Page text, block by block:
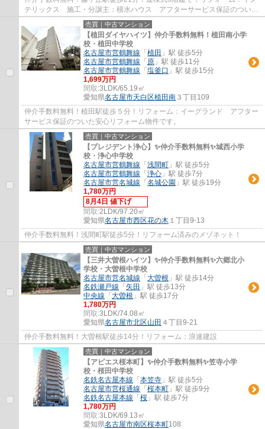
テリックス 施工・分譲主：積水ハウス アフターサービス保証のついた
安心リフォーム物件です。
売買｜中古マンション
【植田ダイヤハイツ】仲介手数料無料！植田南小学
校・植田中学校
名古屋市営鶴舞線 「 植田 」駅 徒歩5分
名古屋市営鶴舞線 「 原 」駅 徒歩11分
名古屋市営鶴舞線 「 塩釜口 」駅 徒歩15分
1,699万円
間取:3LDK/65.19㎡
愛知県名古屋市天白区植田南 ３丁目109
仲介手数料無料！植田駅徒歩５分！リフォーム：イーグランド アフター
サービス保証のついた安心リフォーム物件です。
売買｜中古マンション
【プレジデント浄心】✨️仲介手数料無料✨️城西小学
校・浄心中学校
名古屋市営鶴舞線 「 浅間町 」駅 徒歩5分
名古屋市営鶴舞線 「 浄心 」駅 徒歩7分
名古屋市営名城線 「 名城公園 」駅 徒歩19分
1,780万円
8月4日 値下げ
間取:2LDK/97.20㎡
愛知県名古屋市西区花の木 １丁目9-13
仲介手数料無料！浅間町駅徒歩5分！リフォーム済みのメゾネット！
売買｜中古マンション
【三井大曽根ハイツ】✨️仲介手数料無料✨️六郷北小
学校・大曽根中学校
名古屋市営名城線 「 大曽根 」駅 徒歩14分
名鉄瀬戸線 「 矢田 」駅 徒歩13分
中央線 「 大曽根 」駅 徒歩17分
1,780万円
間取:3LDK/74.08㎡
愛知県名古屋市北区山田 ４丁目9-21
仲介手数料無料！大曽根駅徒歩14分！リフォーム：浪速建設
売買｜中古マンション
【アピエス桜本町】✨️仲介手数料無料✨️笠寺小学
校・桜田中学校
名鉄名古屋本線 「 本笠寺 」駅 徒歩5分
名古屋市営桜通線 「 桜本町 」駅 徒歩9分
名鉄名古屋本線 「 桜 」駅 徒歩7分
1,780万円
間取:3LDK/69.13㎡
愛知県名古屋市南区桜本町108